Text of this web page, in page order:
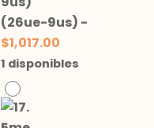
(26ue-9us) -
$1,017.00
1 disponibles